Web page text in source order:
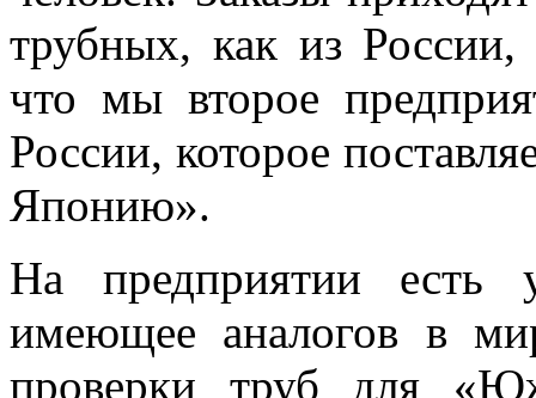
трубных, как из
что мы второе
России, которое
Японию».
На предприятии есть
имеющее аналогов в
проверки труб для